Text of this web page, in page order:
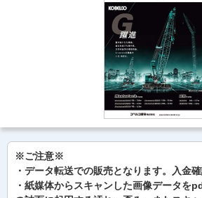
※ご注意※
・データ転送での販売となります。入金
・紙媒体からスキャンした画像データを